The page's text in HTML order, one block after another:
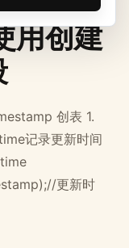
用创建
创表 1.
记录更新时间
更新时